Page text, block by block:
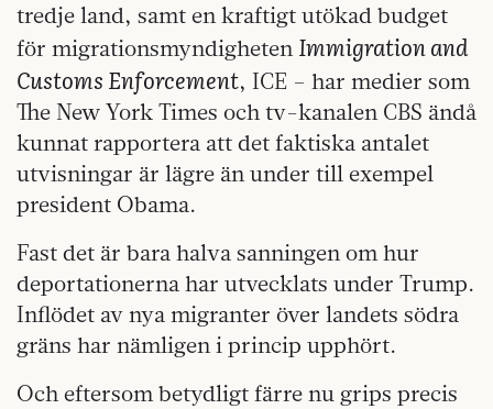
tredje land, samt en kraftigt utökad budget
för migrationsmyndigheten Immigration and
Customs Enforcement, ICE – har medier som
The New York Times och tv-kanalen CBS ändå
kunnat rapportera att det faktiska antalet
utvisningar är lägre än under till exempel
president Obama.
Fast det är bara halva sanningen om hur
deportationerna har utvecklats under Trump.
Inflödet av nya migranter över landets södra
gräns har nämligen i princip upphört.
Och eftersom betydligt färre nu grips precis